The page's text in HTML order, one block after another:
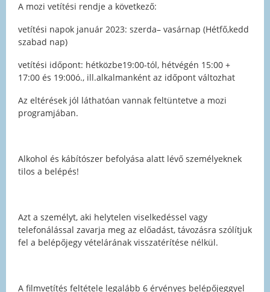
A mozi vetítési rendje a következő:
vetítési napok január 2023: szerda– vasárnap (Hétfő,kedd
szabad nap)
vetítési időpont: hétközbe19:00-tól, hétvégén 15:00 +
17:00 és 19:00ó., ill.alkalmanként az időpont változhat
Az eltérések jól láthatóan vannak feltüntetve a mozi
programjában.
Alkohol és kábítószer befolyása alatt lévő személyeknek
tilos a belépés!
Azt a személyt, aki helytelen viselkedéssel vagy
telefonálással zavarja meg az előadást, távozásra szólítjuk
fel a belépőjegy vételárának visszatérítése nélkül.
A filmvetítés feltétele legalább 6 érvényes belépőjeggyel